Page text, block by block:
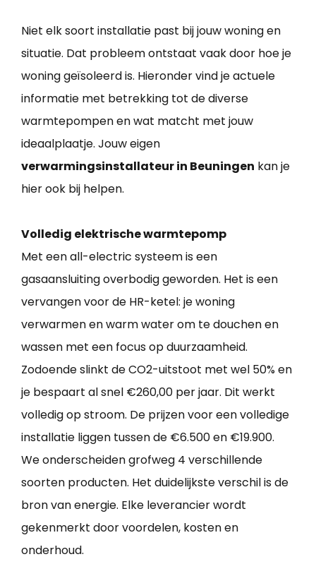
Niet elk soort installatie past bij jouw woning en
situatie. Dat probleem ontstaat vaak door hoe je
woning geïsoleerd is. Hieronder vind je actuele
informatie met betrekking tot de diverse
warmtepompen en wat matcht met jouw
ideaalplaatje. Jouw eigen
verwarmingsinstallateur in Beuningen kan je
hier ook bij helpen.
Volledig elektrische warmtepomp
Met een all-electric systeem is een
gasaansluiting overbodig geworden. Het is een
vervangen voor de HR-ketel: je woning
verwarmen en warm water om te douchen en
wassen met een focus op duurzaamheid.
Zodoende slinkt de CO2-uitstoot met wel 50% en
je bespaart al snel €260,00 per jaar. Dit werkt
volledig op stroom. De prijzen voor een volledige
installatie liggen tussen de €6.500 en €19.900.
We onderscheiden grofweg 4 verschillende
soorten producten. Het duidelijkste verschil is de
bron van energie. Elke leverancier wordt
gekenmerkt door voordelen, kosten en
onderhoud.